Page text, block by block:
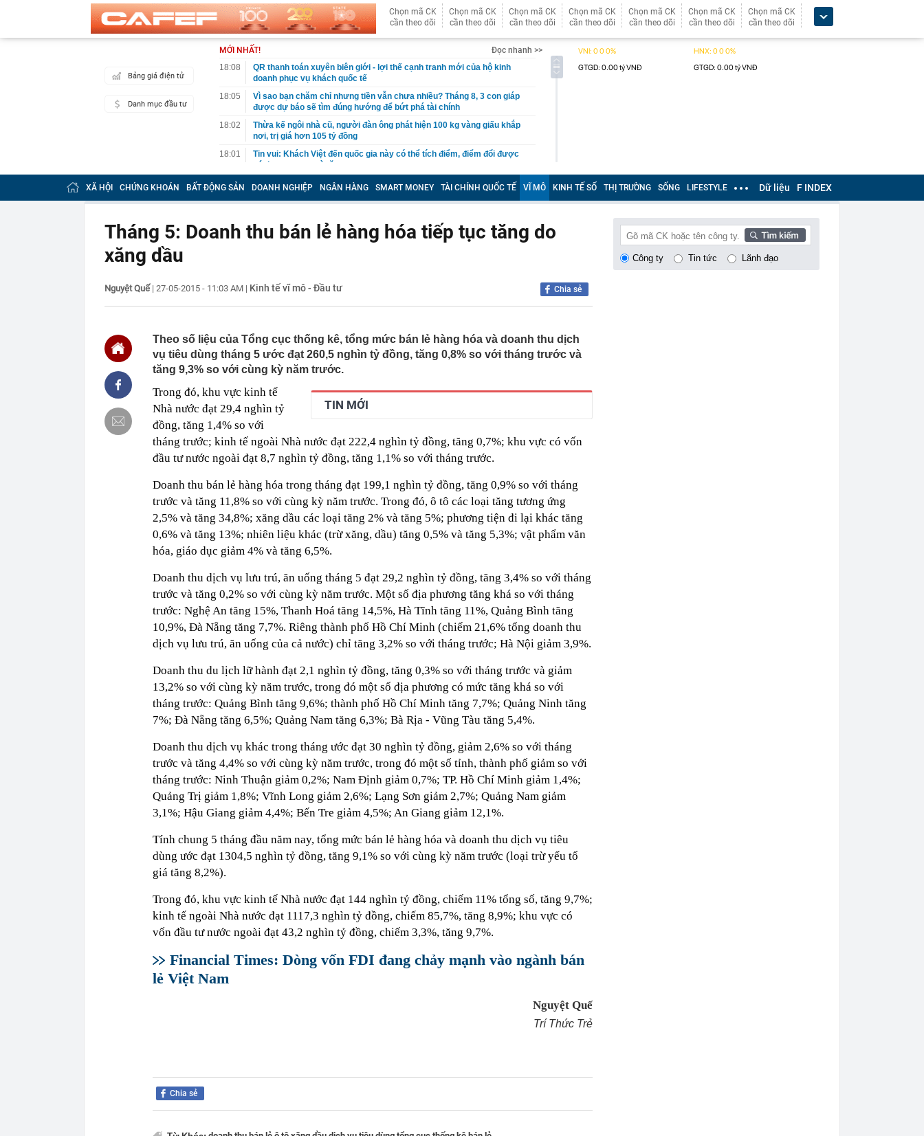
Chọn mã CK
cần theo dõi
Chọn mã CK
cần theo dõi
Chọn mã CK
cần theo dõi
Chọn mã CK
cần theo dõi
Chọn mã CK
cần theo dõi
Chọn mã CK
cần theo dõi
Chọn mã CK
cần theo dõi
Bảng giá điện tử
Danh mục đầu tư
MỚI NHẤT!
Đọc nhanh >>
18:08
QR thanh toán xuyên biên giới - lợi thế cạnh tranh mới của hộ kinh
doanh phục vụ khách quốc tế
18:05
Vì sao bạn chăm chỉ nhưng tiền vẫn chưa nhiều? Tháng 8, 3 con giáp
được dự báo sẽ tìm đúng hướng để bứt phá tài chính
18:02
Thừa kế ngôi nhà cũ, người đàn ông phát hiện 100 kg vàng giấu khắp
nơi, trị giá hơn 105 tỷ đồng
18:01
Tin vui: Khách Việt đến quốc gia này có thể tích điểm, điểm đổi được
vé tham quan, quà tặng
18:00
Phó Bí thư Thường trực Thành ủy Hà Nội Nguyễn Trọng Đông kiểm tra,
đôn đốc tiến độ các dự án trọng điểm
17:53
XSMN 6/8 - Kết quả XSMN hôm nay thứ Năm ngày 6/8/2026
Văn Điệp SN 1995
giảm điểm
17:30
Công ty mẹ TikTok cấm nhân viên sao chép AI Mỹ, chấp nhận đi sau
đối thủ: Nguyên do là vì ứng dụng này
Người tìm việc quan tâm ngành logistics, lượt tìm kiếm tăng mạnh
17:18
“Thuê nhà là ném tiền qua cửa sổ”? 5 trường hợp thuê nhà lại là quyết
định tài chính khôn ngoan hơn mua
Vụ cơ trưởng Malaysia Airlines bị cáo buộc buôn lậu 70.114 viên thuốc
lắc: Công bố video từ camera an ninh
17:06
Vì sao muỗi vo ve trong bóng tối, nhưng lập tức biến mất khi bật đèn?
17:02
Nhiều người nhét tỏi vào thùng gạo hóa ra vì những lợi ích này
16:59
Top 10 dự án chung cư hút khách nhất nửa đầu 2026 ở Hà Nội và
TP.HCM gọi tên dự án của Sunshine Group, MIK Group, Masterise
Homes, Phú Mỹ Hưng...
XÃ HỘI CHỨNG KHOÁN BẤT ĐỘNG SẢN DOANH NGHIỆP NGÂN HÀNG SMART MONEY TÀI CHÍNH QUỐC TẾ VĨ MÔ KINH TẾ SỐ THỊ TRƯỜNG SỐNG LIFESTYLE Dữ liệu F INDEX
Tháng 5: Doanh thu bán lẻ hàng hóa tiếp tục tăng do
xăng dầu
Nguyệt Quế | 27-05-2015 - 11:03 AM | Kinh tế vĩ mô - Đầu tư Chia sẻ
Theo số liệu của Tổng cục thống kê, tổng mức bán lẻ hàng hóa và doanh thu dịch
vụ tiêu dùng tháng 5 ước đạt 260,5 nghìn tỷ đồng, tăng 0,8% so với tháng trước và
tăng 9,3% so với cùng kỳ năm trước.
TIN MỚI
Trong đó, khu vực kinh tế
Nhà nước đạt 29,4 nghìn tỷ
đồng, tăng 1,4% so với
tháng trước; kinh tế ngoài Nhà nước đạt 222,4 nghìn tỷ đồng, tăng 0,7%; khu vực có vốn
đầu tư nước ngoài đạt 8,7 nghìn tỷ đồng, tăng 1,1% so với tháng trước.
Doanh thu bán lẻ hàng hóa trong tháng đạt 199,1 nghìn tỷ đồng, tăng 0,9% so với tháng
trước và tăng 11,8% so với cùng kỳ năm trước. Trong đó, ô tô các loại tăng tương ứng
2,5% và tăng 34,8%; xăng dầu các loại tăng 2% và tăng 5%; phương tiện đi lại khác tăng
0,6% và tăng 13%; nhiên liệu khác (trừ xăng, dầu) tăng 0,5% và tăng 5,3%; vật phẩm văn
hóa, giáo dục giảm 4% và tăng 6,5%.
Doanh thu dịch vụ lưu trú, ăn uống tháng 5 đạt 29,2 nghìn tỷ đồng, tăng 3,4% so với tháng
trước và tăng 0,2% so với cùng kỳ năm trước. Một số địa phương tăng khá so với tháng
trước: Nghệ An tăng 15%, Thanh Hoá tăng 14,5%, Hà Tĩnh tăng 11%, Quảng Bình tăng
10,9%, Đà Nẵng tăng 7,7%. Riêng thành phố Hồ Chí Minh (chiếm 21,6% tổng doanh thu
dịch vụ lưu trú, ăn uống của cả nước) chỉ tăng 3,2% so với tháng trước; Hà Nội giảm 3,9%.
Doanh thu du lịch lữ hành đạt 2,1 nghìn tỷ đồng, tăng 0,3% so với tháng trước và giảm
13,2% so với cùng kỳ năm trước, trong đó một số địa phương có mức tăng khá so với
tháng trước: Quảng Bình tăng 9,6%; thành phố Hồ Chí Minh tăng 7,7%; Quảng Ninh tăng
7%; Đà Nẵng tăng 6,5%; Quảng Nam tăng 6,3%; Bà Rịa - Vũng Tàu tăng 5,4%.
Doanh thu dịch vụ khác trong tháng ước đạt 30 nghìn tỷ đồng, giảm 2,6% so với tháng
trước và tăng 4,4% so với cùng kỳ năm trước, trong đó một số tỉnh, thành phố giảm so với
tháng trước: Ninh Thuận giảm 0,2%; Nam Định giảm 0,7%; TP. Hồ Chí Minh giảm 1,4%;
Quảng Trị giảm 1,8%; Vĩnh Long giảm 2,6%; Lạng Sơn giảm 2,7%; Quảng Nam giảm
3,1%; Hậu Giang giảm 4,4%; Bến Tre giảm 4,5%; An Giang giảm 12,1%.
Tính chung 5 tháng đầu năm nay, tổng mức bán lẻ hàng hóa và doanh thu dịch vụ tiêu
dùng ước đạt 1304,5 nghìn tỷ đồng, tăng 9,1% so với cùng kỳ năm trước (loại trừ yếu tố
giá tăng 8,2%).
Trong đó, khu vực kinh tế Nhà nước đạt 144 nghìn tỷ đồng, chiếm 11% tổng số, tăng 9,7%;
kinh tế ngoài Nhà nước đạt 1117,3 nghìn tỷ đồng, chiếm 85,7%, tăng 8,9%; khu vực có
vốn đầu tư nước ngoài đạt 43,2 nghìn tỷ đồng, chiếm 3,3%, tăng 9,7%.
Financial Times: Dòng vốn FDI đang chảy mạnh vào ngành bán
lẻ Việt Nam
Nguyệt Quế
Trí Thức Trẻ
Chia sẻ
Công ty Tin tức Lãnh đạo